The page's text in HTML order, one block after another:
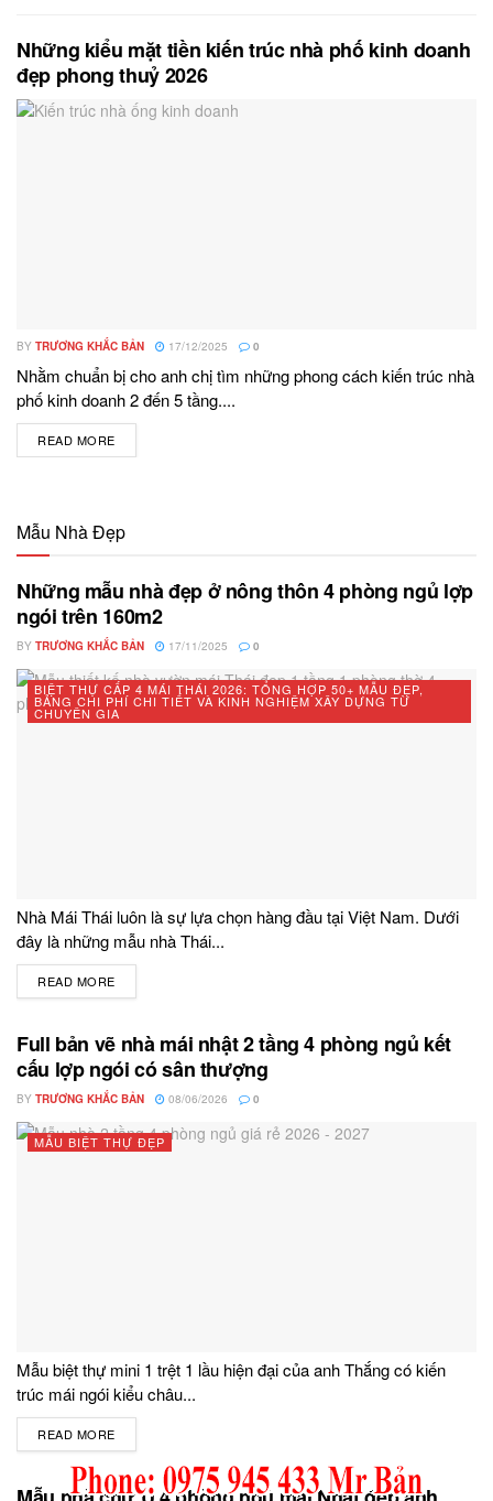
Những kiểu mặt tiền kiến trúc nhà phố kinh doanh
đẹp phong thuỷ 2026
BY TRƯƠNG KHẮC BẢN 17/12/2025 0
Nhằm chuẩn bị cho anh chị tìm những phong cách kiến trúc nhà
phố kinh doanh 2 đến 5 tầng....
READ MORE
Mẫu Nhà Đẹp
Những mẫu nhà đẹp ở nông thôn 4 phòng ngủ lợp
ngói trên 160m2
BY TRƯƠNG KHẮC BẢN 17/11/2025 0
BIỆT THỰ CẤP 4 MÁI THÁI 2026: TỔNG HỢP 50+ MẪU ĐẸP,
BẢNG CHI PHÍ CHI TIẾT VÀ KINH NGHIỆM XÂY DỰNG TỪ
CHUYÊN GIA
Nhà Mái Thái luôn là sự lựa chọn hàng đầu tại Việt Nam. Dưới
đây là những mẫu nhà Thái...
READ MORE
Full bản vẽ nhà mái nhật 2 tầng 4 phòng ngủ kết
cấu lợp ngói có sân thượng
BY TRƯƠNG KHẮC BẢN 08/06/2026 0
MẪU BIỆT THỰ ĐẸP
Mẫu biệt thự mini 1 trệt 1 lầu hiện đại của anh Thắng có kiến
trúc mái ngói kiểu châu...
READ MORE